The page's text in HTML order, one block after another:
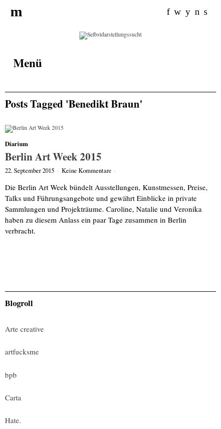
f w y n s
m
Menü
Posts Tagged 'Benedikt Braun'
Diarium
Berlin Art Week 2015
22. September 2015 · Keine Kommentare ·
Die Berlin Art Week bündelt Ausstellungen, Kunstmessen, Preise,
Talks und Führungsangebote und gewährt Einblicke in private
Sammlungen und Projekträume. Caroline, Natalie und Veronika
haben zu diesem Anlass ein paar Tage zusammen in Berlin
verbracht.
Blogroll
Arte creative
artfucksme
bpb
Carta
Hate.